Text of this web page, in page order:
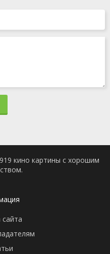
кино картины с хорошим
сайта